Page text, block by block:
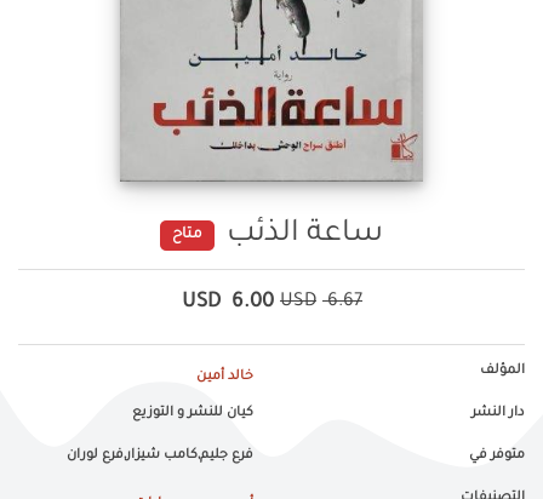
ساعة الذئب متاح
6.67
USD
6.00
USD
المؤلف خالد أمين
دار النشر كيان للنشر و التوزيع
متوفر في فرع جليم,كامب شيزار,فرع لوران